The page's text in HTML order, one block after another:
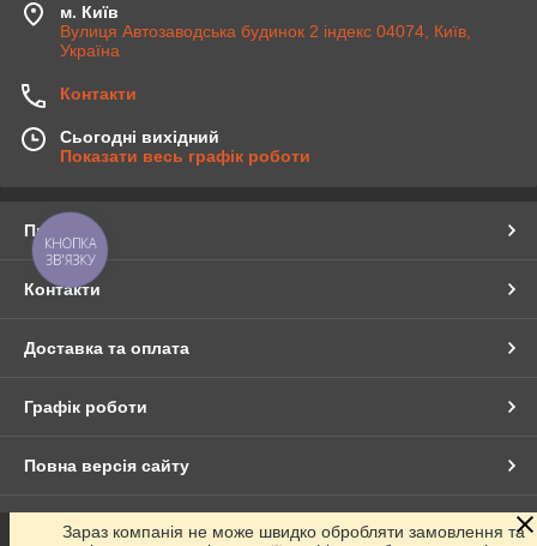
м. Київ
Вулиця Автозаводська будинок 2 індекс 04074, Київ,
Україна
Контакти
Сьогодні вихідний
Показати весь графік роботи
Про нас
Контакти
Доставка та оплата
Графік роботи
Повна версія сайту
Сайт створено на маркетплейсі Prom.ua
Зараз компанія не може швидко обробляти замовлення та
КНОПКА
ЗВ'ЯЗКУ